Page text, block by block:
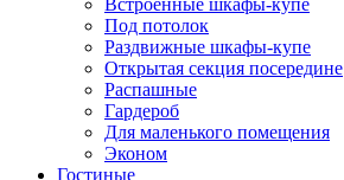
Встроенные шкафы-купе
Под потолок
Раздвижные шкафы-купе
Открытая секция посередине
Распашные
Гардероб
Для маленького помещения
Эконом
Гостиные